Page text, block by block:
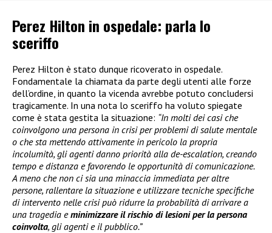
Perez Hilton in ospedale: parla lo
sceriffo
Perez Hilton è stato dunque ricoverato in ospedale.
Fondamentale la chiamata da parte degli utenti alle forze
dell’ordine, in quanto la vicenda avrebbe potuto concludersi
tragicamente. In una nota lo sceriffo ha voluto spiegate
come è stata gestita la situazione: “In molti dei casi che
coinvolgono una persona in crisi per problemi di salute mentale
o che sta mettendo attivamente in pericolo la propria
incolumità, gli agenti danno priorità alla de-escalation, creando
tempo e distanza e favorendo le opportunità di comunicazione.
A meno che non ci sia una minaccia immediata per altre
persone, rallentare la situazione e utilizzare tecniche specifiche
di intervento nelle crisi può ridurre la probabilità di arrivare a
una tragedia eminimizzare il rischio di lesioni per la persona
coinvolta, gli agenti e il pubblico.”